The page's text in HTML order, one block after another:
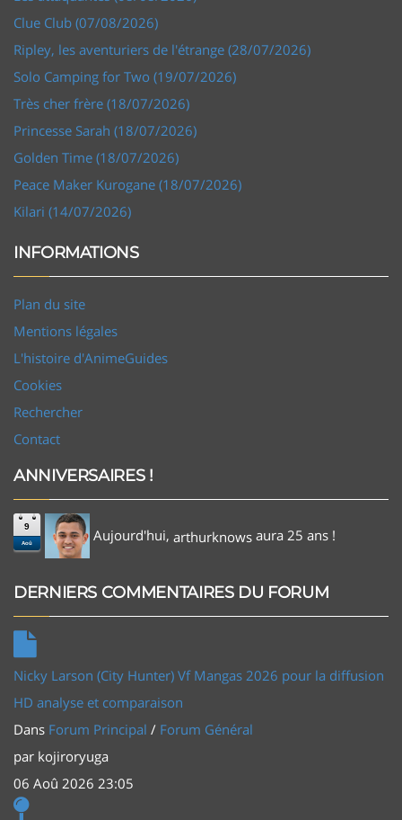
Clue Club (07/08/2026)
Ripley, les aventuriers de l'étrange (28/07/2026)
Solo Camping for Two (19/07/2026)
Très cher frère (18/07/2026)
Princesse Sarah (18/07/2026)
Golden Time (18/07/2026)
Peace Maker Kurogane (18/07/2026)
Kilari (14/07/2026)
INFORMATIONS
Plan du site
Mentions légales
L'histoire d'AnimeGuides
Cookies
Rechercher
Contact
ANNIVERSAIRES !
9
Aoû Aujourd'hui, arthurknows aura 25 ans !
DERNIERS COMMENTAIRES DU FORUM
Nicky Larson (City Hunter) Vf Mangas 2026 pour la diffusion
HD analyse et comparaison
Dans Forum Principal / Forum Général
par kojiroryuga
06 Aoû 2026 23:05